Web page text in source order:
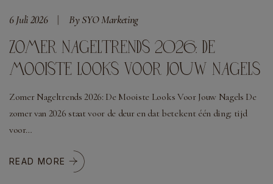
6 Juli 2026 By SYO Marketing
ZOMER NAGELTRENDS 2026: DE
MOOISTE LOOKS VOOR JOUW NAGELS
Zomer Nageltrends 2026: De Mooiste Looks Voor Jouw Nagels De
zomer van 2026 staat voor de deur en dat betekent één ding: tijd
voor…
READ MORE